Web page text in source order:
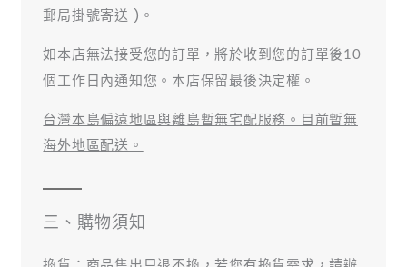
郵局掛號寄送 )。
如本店無法接受您的訂單，將於收到您的訂單後 10
個工作日內通知您。本店保留最後決定權。
台灣本島偏遠地區與離島暫無宅配服務。目前暫無
海外地區配送。
三、購物須知